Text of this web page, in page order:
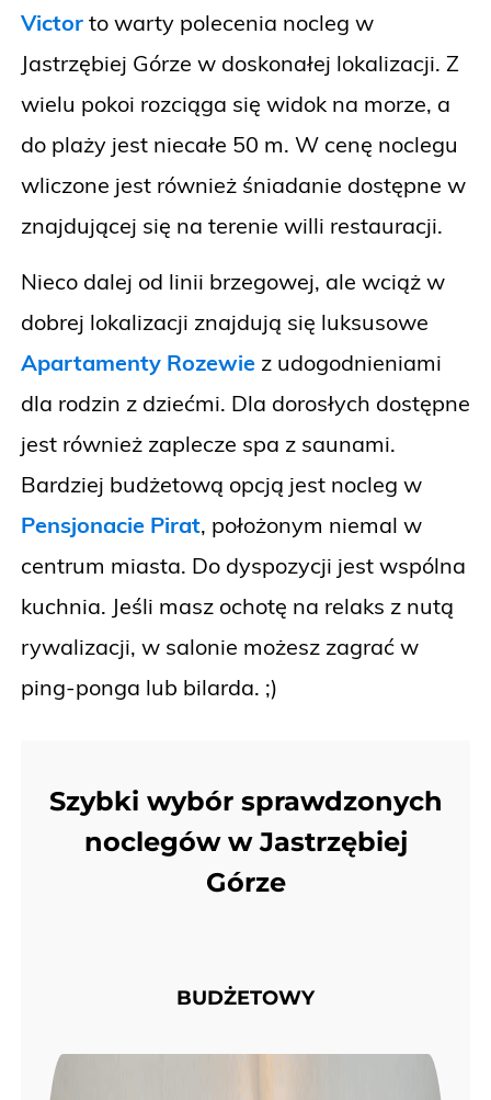
Victor to warty polecenia nocleg w
Jastrzębiej Górze w doskonałej lokalizacji. Z
wielu pokoi rozciąga się widok na morze, a
do plaży jest niecałe 50 m. W cenę noclegu
wliczone jest również śniadanie dostępne w
znajdującej się na terenie willi restauracji.
Nieco dalej od linii brzegowej, ale wciąż w
dobrej lokalizacji znajdują się luksusowe
Apartamenty Rozewie z udogodnieniami
dla rodzin z dziećmi. Dla dorosłych dostępne
jest również zaplecze spa z saunami.
Bardziej budżetową opcją jest nocleg w
Pensjonacie Pirat, położonym niemal w
centrum miasta. Do dyspozycji jest wspólna
kuchnia. Jeśli masz ochotę na relaks z nutą
rywalizacji, w salonie możesz zagrać w
ping-ponga lub bilarda. ;)
Szybki wybór sprawdzonych
noclegów w Jastrzębiej
Górze
BUDŻETOWY